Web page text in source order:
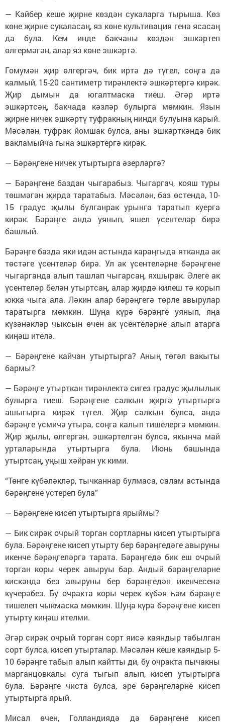
— Кайбер кеше җирне көздән сукаларга тырыша. Көз
көне җирне сукаласаң, яз көне культивация генә ясасаң
да була. Кем инде бакчаны көздән эшкәртеп
өлгермәгән, алар яз көне эшкәртә.
Гомумән җир өлгергәч, бик иртә дә түгел, соңга да
калмый, 15-20 сантиметр тирәнлектә эшкәртергә кирәк.
Җир дымын да югалтмаска тиеш. Әгәр иртә
эшкәртсәң, бакчада кәзләр булырга мөмкин. Язын
җирне ничек эшкәртү туфракның нинди булуына карый.
Мәсәлән, туфрак йомшак булса, аны эшкәрткәндә бик
вакламыйча гына эшкәртергә кирәк.
— Бәрәңгене ничек утыртырга әзерләргә?
— Бәрәңгене баздан чыгарабыз. Чыгаргач, кояш туры
төшмәгән җирдә таратабыз. Мәсәлән, баз өстендә, 10-
15 градус җылы булганрак урынга таратып куерга
кирәк. Бәрәңге анда уянып, яшел үсентеләр бирә
башлый.
Бәрәңге базда яки идән астында караңгыда ятканда ак
төстәге үсентеләр бирә. Ул ак үсентеләрне бәрәңгене
чыгарганда алып ташлап чыгарсаң, яхшырак. Әлеге ак
үсентеләр белән утыртсаң, алар җирдә килеш тә корып
юкка чыга ала. Ләкин алар бәрәңгегә төрле авырулар
таратырга мөмкин. Шуңа күрә бәрәңге уянып, яңа
күзәнәкләр чыксын өчен ак үсентеләрне алып атарга
киңәш ителә.
— Бәрәңгене кайчан утыртырга? Аның төгәл вакыты
бармы?
— Бәрәңге утырткан тирәнлектә сигез градус җылылык
булырга тиеш. Бәрәңгене салкын җиргә утыртырга
ашыгырга кирәк түгел. Җир салкын булса, анда
бәрәңге үсмичә утыра, соңга калып тишелергә мөмкин.
Җир җылы, өлгергән, эшкәртелгән булса, якынча май
урталарында утыртырга була. Июнь башында
утыртсаң, уңыш хәйран ук кими.
“Төнге күбәләкләр, тычканнар булмаса, салам астында
бәрәңгене үстереп була”
— Бәрәңгене кисеп утыртырга ярыймы?
— Бик сирәк очрый торган сортларны кисеп утыртырга
була. Бәрәңгене кисеп утырту бер бәрәңгедәге авыруны
икенче бәрәңгеләргә тарата. Бәрәңгедә бик еш очрый
торган коры черек авыруы бар. Андый бәрәңгеләрне
кискәндә без авыруны бер бәрәңгедән икенчесенә
күчерәбез. Бу очракта коры черек күбәя һәм бәрәңге
тишелеп чыкмаска мөмкин. Шуңа күрә бәрәңгене кисеп
утырту киңәш ителми.
Әгәр сирәк очрый торган сорт яисә каяндыр табылган
сорт булса, кисеп утырталар. Мәсәлән кеше каяндыр 5-
10 бәрәңге табып алып кайтты ди, бу очракта пычакны
марганцовкалы суга тыгып алып, кисеп утыртырга
була. Бәрәңге чиста булса, эре бәрәңгеләрне кисеп
утыртырга ярый.
Мисал өчен, Голландиядә дә бәрәңгене кисеп